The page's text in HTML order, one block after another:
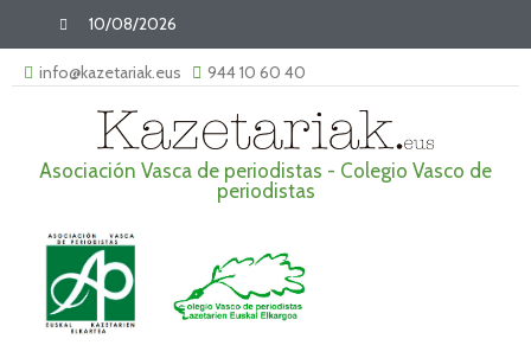
10/08/2026
info@kazetariak.eus 944 10 60 40
Asociación Vasca de periodistas - Colegio Vasco de
periodistas